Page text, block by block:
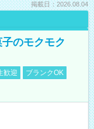
掲載日：2026.08.04
のモクモク
歓迎
ブランクOK